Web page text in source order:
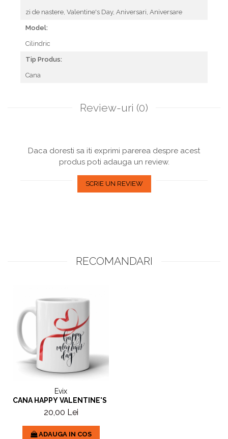
zi de nastere, Valentine's Day, Aniversari, Aniversare
Model:
Cilindric
Tip Produs:
Cana
Review-uri (0)
Daca doresti sa iti exprimi parerea despre acest
produs poti adauga un review.
SCRIE UN REVIEW
RECOMANDARI
Evix
CANA HAPPY VALENTINE'S DAY
20,00 Lei
ADAUGA IN COS